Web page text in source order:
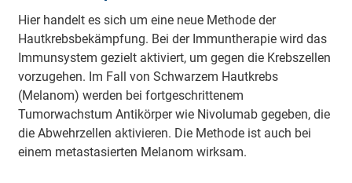
Hier handelt es sich um eine neue Methode der
Hautkrebsbekämpfung. Bei der Immuntherapie wird das
Immunsystem gezielt aktiviert, um gegen die Krebszellen
vorzugehen. Im Fall von Schwarzem Hautkrebs
(Melanom) werden bei fortgeschrittenem
Tumorwachstum Antikörper wie Nivolumab gegeben, die
die Abwehrzellen aktivieren. Die Methode ist auch bei
einem metastasierten Melanom wirksam.